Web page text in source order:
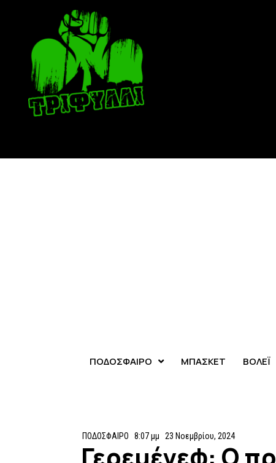
ΠΟΔΟΣΦΑΙΡΟ ΜΠΑΣΚΕΤ ΒΟΛΕΪ
ΠΟΔΟΣΦΑΙΡΟ 8:07 μμ 23 Νοεμβρίου, 2024